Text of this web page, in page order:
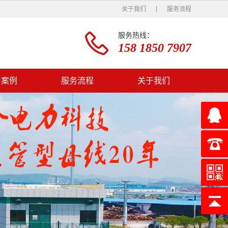
关于我们 服务流程
服务热线：
158 1850 7907
例 服务流程 关于我们